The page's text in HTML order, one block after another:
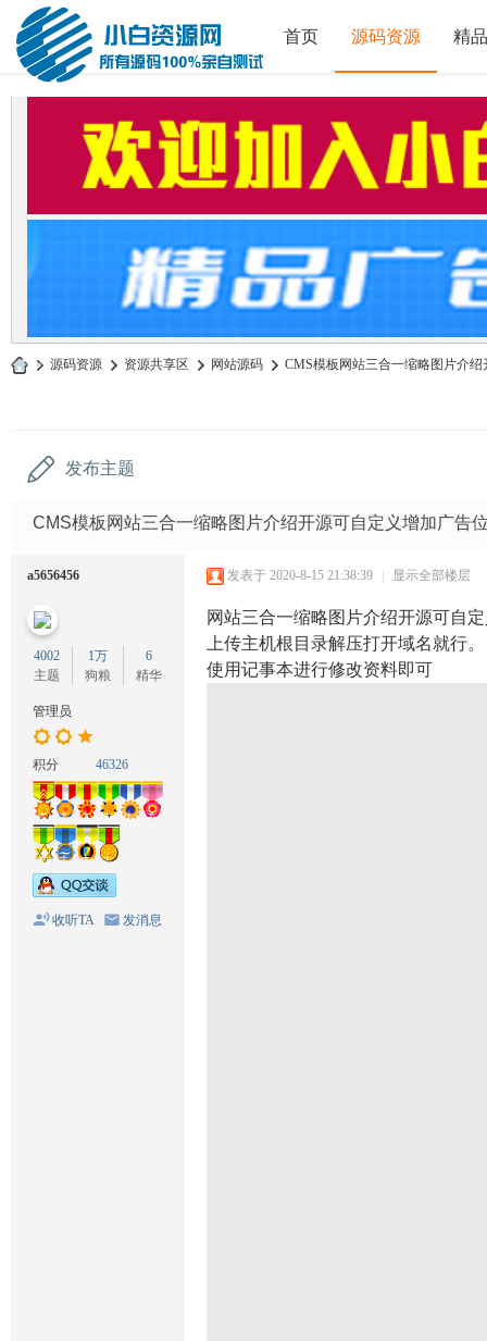
首页 源码资源 精
» 源码资源 › 资源共享区 › 网站源码 › CMS模板网站三合一缩略图片介
发布主题
CMS模板网站三合一缩略图片介绍开源可自定义增加广告
a5656456
4002
主题
1万
狗粮
6
精华
管理员
积分 46326
收听TA 发消息
发表于 2020-8-15 21:38:39 | 显示全部楼层
网站三合一缩略图片介绍开源可自
上传主机根目录解压打开域名就行。
使用记事本进行修改资料即可